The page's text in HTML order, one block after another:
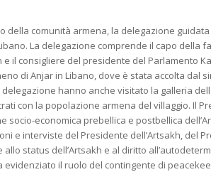
della comunità armena, la delegazione
La delegazione comprende il capo della
il consigliere del presidente del Parlamento
di Anjar in Libano, dove è stata accolta dal
hanno anche visitato la galleria
con la popolazione armena del villaggio. Il
economica prebellica e postbellica
e interviste del Presidente dell’Artsakh, del
status dell’Artsakh e al diritto
il ruolo del contingente di